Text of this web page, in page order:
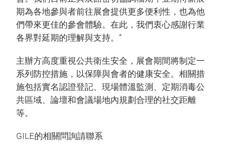
期為各地參與者前往展會提供更多便利性，也為他
們帶來更佳的參會體驗。在此，我們衷心感謝行業
各界對延期的理解與支持。”
主辦方高度重視公共衛生安全，展會期間將制定一
系列防控措施，以保障與會者的健康安全。相關措
施包括實名認證登記、現場體溫監測、定期消毒公
共區域、論壇和會議場地內規劃合理的社交距離
等。
GILE的相關問詢請聯系